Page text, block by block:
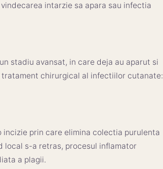
intarzie sa apara sau infectia
stadiu avansat, in care deja au aparut si
chirurgical al infectiilor cutanate:
prin care elimina colectia purulenta
local s-a retras, procesul inflamator
a plagii.